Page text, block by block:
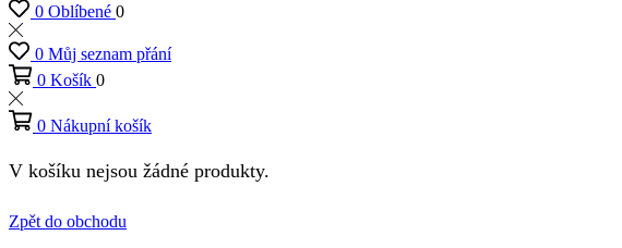
0 Oblíbené 0
0 Můj seznam přání
0 Košík 0
0 Nákupní košík
V košíku nejsou žádné produkty.
Zpět do obchodu